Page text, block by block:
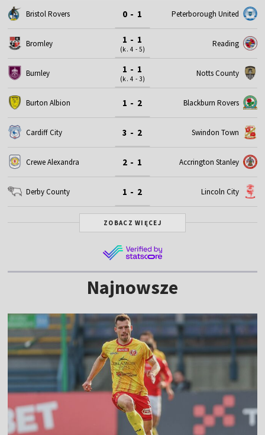
Bristol Rovers 0 - 1 Peterborough United
Bromley 1 - 1
(k. 4 - 5)
Reading
Burnley 1 - 1
(k. 4 - 3)
Notts County
Burton Albion 1 - 2 Blackburn Rovers
Cardiff City 3 - 2 Swindon Town
Crewe Alexandra 2 - 1 Accrington Stanley
Derby County 1 - 2 Lincoln City
ZOBACZ WIĘCEJ
Najnowsze